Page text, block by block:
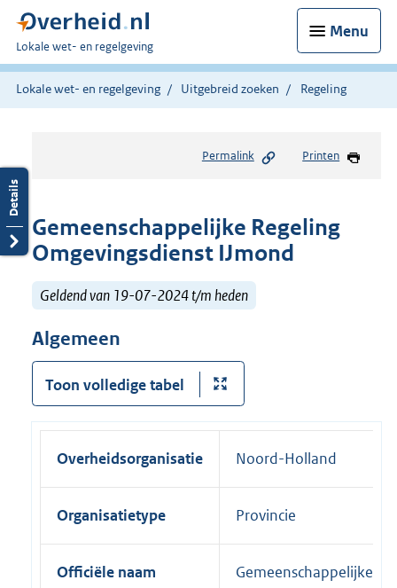
Menu
U
bent
hier:
Lokale wet- en regelgeving
Lokale wet- en regelgeving Uitgebreid zoeken Regeling
Permalink Printen
Gemeenschappelijke Regeling
Omgevingsdienst IJmond
Geldend van 19-07-2024 t/m heden
Algemeen
Toon volledige tabel
Overheidsorganisatie Noord-Holland
Organisatietype Provincie
Officiële naam
Gemeenschappelijke